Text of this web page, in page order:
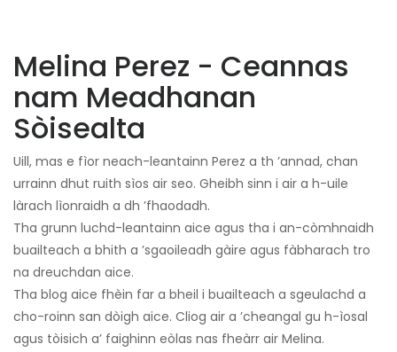
Melina Perez - Ceannas
nam Meadhanan
Sòisealta
Uill, mas e fìor neach-leantainn Perez a th ’annad, chan
urrainn dhut ruith sìos air seo. Gheibh sinn i air a h-uile
làrach lìonraidh a dh ’fhaodadh.
Tha grunn luchd-leantainn aice agus tha i an-còmhnaidh
buailteach a bhith a ’sgaoileadh gàire agus fàbharach tro
na dreuchdan aice.
Tha blog aice fhèin far a bheil i buailteach a sgeulachd a
cho-roinn san dòigh aice. Cliog air a ’cheangal gu h-ìosal
agus tòisich a’ faighinn eòlas nas fheàrr air Melina.